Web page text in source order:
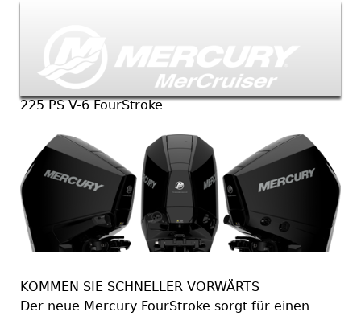
225 PS V-6 FourStroke
KOMMEN SIE SCHNELLER VORWÄRTS
Der neue Mercury FourStroke sorgt für einen